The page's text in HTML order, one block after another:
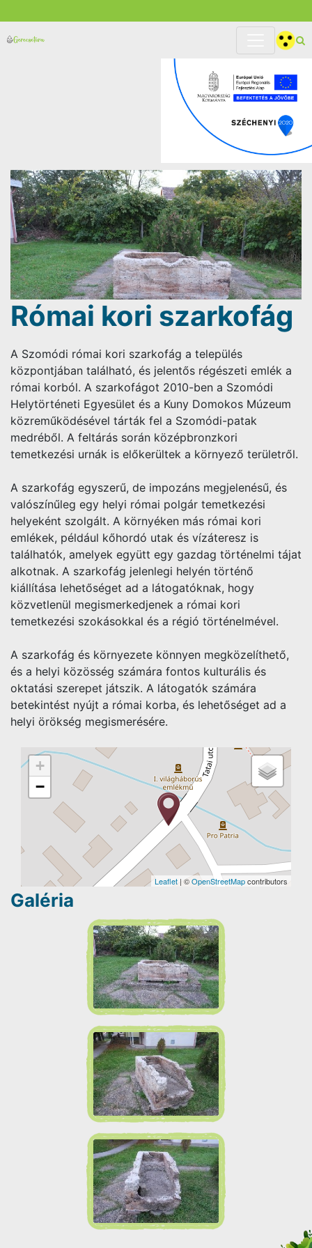
Római kori szarkofág
A Szomódi római kori szarkofág a település
központjában található, és jelentős régészeti emlék a
római korból. A szarkofágot 2010-ben a Szomódi
Helytörténeti Egyesület és a Kuny Domokos Múzeum
közreműködésével tárták fel a Szomódi-patak
medréből. A feltárás során középbronzkori
temetkezési urnák is előkerültek a környező területről.
A szarkofág egyszerű, de impozáns megjelenésű, és
valószínűleg egy helyi római polgár temetkezési
helyeként szolgált. A környéken más római kori
emlékek, például kőhordó utak és vízáteresz is
találhatók, amelyek együtt egy gazdag történelmi tájat
alkotnak. A szarkofág jelenlegi helyén történő
kiállítása lehetőséget ad a látogatóknak, hogy
közvetlenül megismerkedjenek a római kori
temetkezési szokásokkal és a régió történelmével.
A szarkofág és környezete könnyen megközelíthető,
és a helyi közösség számára fontos kulturális és
oktatási szerepet játszik. A látogatók számára
betekintést nyújt a római korba, és lehetőséget ad a
helyi örökség megismerésére.
+
−
Leaflet | ©OpenStreetMapcontributors
Galéria